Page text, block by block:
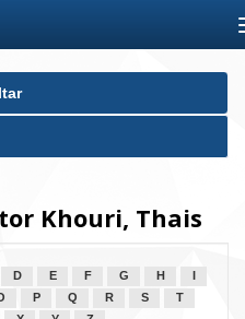
Khouri, Thais
D E F G H
P Q R S
T